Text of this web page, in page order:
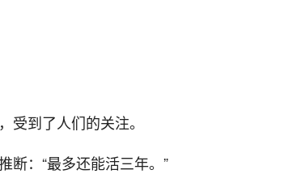
受到了人们的关注。
断：“最多还能活三年。”